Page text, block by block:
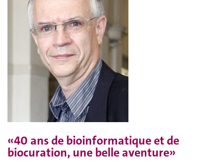
«40 ans de bioinformatique et de
biocuration, une belle aventure»